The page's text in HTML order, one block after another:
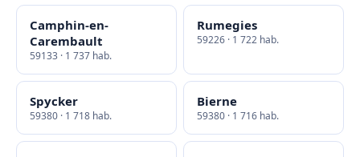
Camphin-en-
Carembault
59133 · 1 737 hab.
Rumegies
59226 · 1 722 hab.
Spycker
59380 · 1 718 hab.
Bierne
59380 · 1 716 hab.